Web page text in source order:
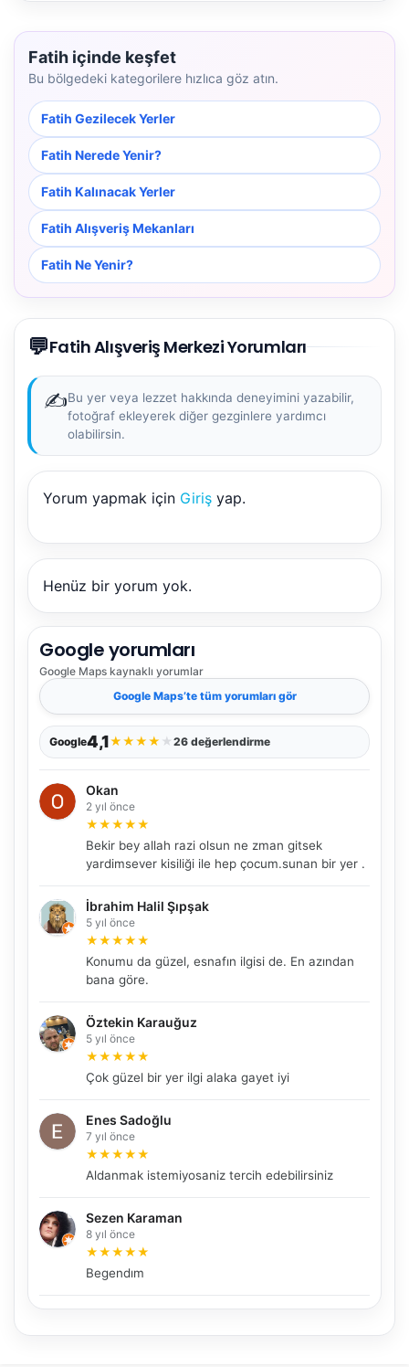
Fatih içinde keşfet
Bu bölgedeki kategorilere hızlıca göz atın.
Fatih Gezilecek Yerler
Fatih Nerede Yenir?
Fatih Kalınacak Yerler
Fatih Alışveriş Mekanları
Fatih Ne Yenir?
💬Fatih Alışveriş Merkezi Yorumları
✍️Bu yer veya lezzet hakkında deneyimini yazabilir,
fotoğraf ekleyerek diğer gezginlere yardımcı
olabilirsin.
Yorum yapmak için Giriş yap.
Henüz bir yorum yok.
Google yorumları
Google Maps kaynaklı yorumlar
Google Maps’te tüm yorumları gör
Google4,1★★★★ ★ 26 değerlendirme
Okan
2 yıl önce
★★★★★
Bekir bey allah razi olsun ne zman gitsek
yardimsever kisiliği ile hep çocum.sunan bir yer .
İbrahim Halil Şıpşak
5 yıl önce
★★★★★
Konumu da güzel, esnafın ilgisi de. En azından
bana göre.
Öztekin Karauğuz
5 yıl önce
★★★★★
Çok güzel bir yer ilgi alaka gayet iyi
Enes Sadoğlu
7 yıl önce
★★★★★
Aldanmak istemiyosaniz tercih edebilirsiniz
Sezen Karaman
8 yıl önce
★★★★★
Begendım
NBY Akıllı Asistan
AI kullanmadan, sitedeki gerçek yerlerle akıllı rota
Şehir / ilçe
🧭 Rehber ⭐ Popüler
🏛️ Tarihi
🚶 Yürüyüş